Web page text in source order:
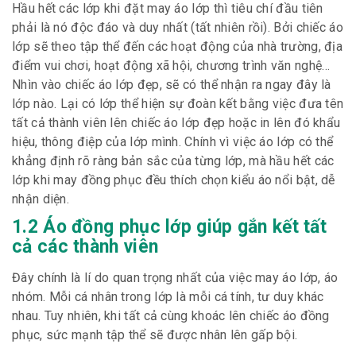
Hầu hết các lớp khi đặt may áo lớp thì tiêu chí đầu tiên
phải là nó độc đáo và duy nhất (tất nhiên rồi). Bởi chiếc áo
lớp sẽ theo tập thể đến các hoạt động của nhà trường, địa
điểm vui chơi, hoạt động xã hội, chương trình văn nghệ…
Nhìn vào chiếc áo lớp đẹp, sẽ có thể nhận ra ngay đây là
lớp nào. Lại có lớp thể hiện sự đoàn kết bằng việc đưa tên
tất cả thành viên lên chiếc áo lớp đẹp hoặc in lên đó khẩu
hiệu, thông điệp của lớp mình. Chính vì việc áo lớp có thể
khẳng định rõ ràng bản sắc của từng lớp, mà hầu hết các
lớp khi may đồng phục đều thích chọn kiểu áo nổi bật, dễ
nhận diện.
1.2 Áo đồng phục lớp giúp gắn kết tất
cả các thành viên
Đây chính là lí do quan trọng nhất của việc may áo lớp, áo
nhóm. Mỗi cá nhân trong lớp là mỗi cá tính, tư duy khác
nhau. Tuy nhiên, khi tất cả cùng khoác lên chiếc áo đồng
phục, sức mạnh tập thể sẽ được nhân lên gấp bội.